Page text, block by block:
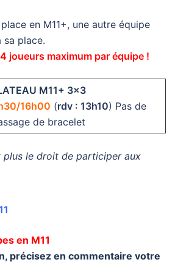
en M11+, une autre équipe
sa place.
4 joueurs maximum par équipe !
M11+ 3×3
16h00 (rdv : 13h10) Pas de
de bracelet
plus le droit de participer aux
en M11
précisez en commentaire votre